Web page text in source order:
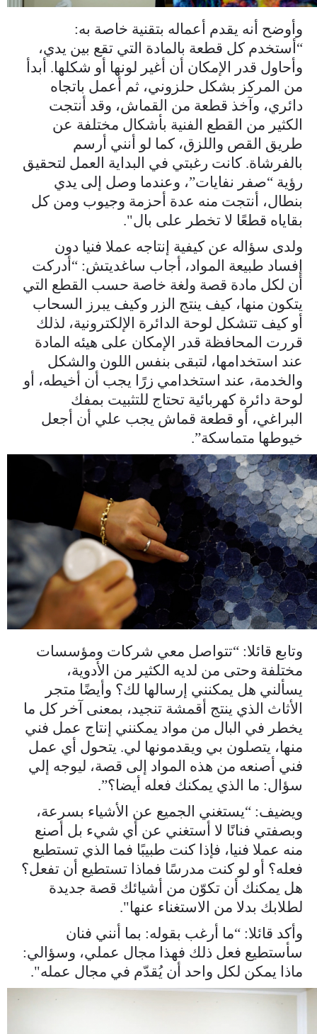
وأوضح أنه يقدم أعماله بتقنية خاصة به:
“أستخدم كل قطعة بالمادة التي تقع بين يدي،
وأحاول قدر الإمكان أن أغير لونها أو شكلها. أبدأ
من المركز بشكل حلزوني، ثم أعمل باتجاه
دائري، وآخذ قطعة من القماش، وقد أنتجت
الكثير من القطع الفنية بأشكال مختلفة عن
طريق القص واللزق، كما لو أنني أرسم
بالفرشاة. كانت رغبتي في البداية العمل لتحقيق
رؤية “صفر نفايات”، وعندما وصل إلى يدي
بنطال، أنتجت منه عدة أحزمة وجيوب ومن كل
بقاياه قطعًا لا تخطر على بال".
ولدى سؤاله عن كيفية إنتاجه عملا فنيا دون
إفساد طبيعة المواد، أجاب ساغديتش: “أدركت
أن لكل مادة قصة ولغة خاصة حسب القطع التي
يتكون منها، كيف ينتج الزر وكيف يبرز السحاب
أو كيف تتشكل لوحة الدائرة الإلكترونية، لذلك
قررت المحافظة قدر الإمكان على هيئه المادة
عند استخدامها، لتبقى بنفس اللون والشكل
والخدمة، عند استخدامي زرًا يجب أن أخيطه، أو
لوحة دائرة كهربائية تحتاج للتثبيت بمفك
البراغي، أو قطعة قماش يجب علي أن أجعل
خيوطها متماسكة”.
master_00_01_10_08_still005.jpg
وتابع قائلا: “تتواصل معي شركات ومؤسسات
مختلفة وحتى من لديه الكثير من الأدوية،
يسألني هل يمكنني إرسالها لك؟ وأيضًا متجر
الأثاث الذي ينتج أقمشة تنجيد، بمعنى آخر كل ما
يخطر في البال من مواد يمكنني إنتاج عمل فني
منها، يتصلون بي ويقدمونها لي. يتحول أي عمل
فني أصنعه من هذه المواد إلى قصة، ليوجه إلي
سؤال: ما الذي يمكنك فعله أيضا؟”.
ويضيف: “يستغني الجميع عن الأشياء بسرعة،
وبصفتي فنانًا لا أستغني عن أي شيء بل أصنع
منه عملا فنيا، فإذا كنت طبيبًا فما الذي تستطيع
فعله؟ أو لو كنت مدرسًا فماذا تستطيع أن تفعل؟
هل يمكنك أن تكوّن من أشيائك قصة جديدة
لطلابك بدلا من الاستغناء عنها".
وأكد قائلا: “ما أرغب بقوله: بما أنني فنان
سأستطيع فعل ذلك فهذا مجال عملي، وسؤالي:
ماذا يمكن لكل واحد أن يُقدّم في مجال عمله".
master_00_13_53_05_still016.jpg